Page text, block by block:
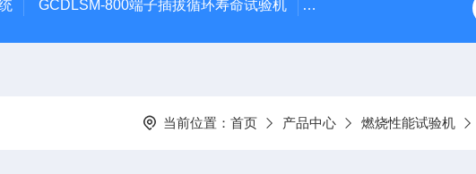
GCDLSM-800端子插拔循环寿命试验机 GCDLSM-800端子高低
当前位置： 首页 产品中心 燃烧性能试验机